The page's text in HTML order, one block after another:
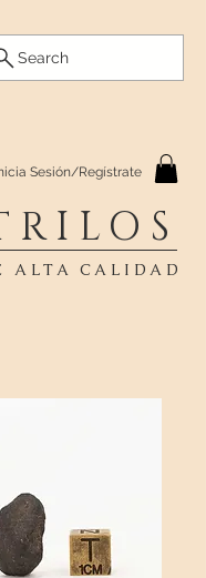
Search
Sesión/Regístrate
ALTA CALIDAD